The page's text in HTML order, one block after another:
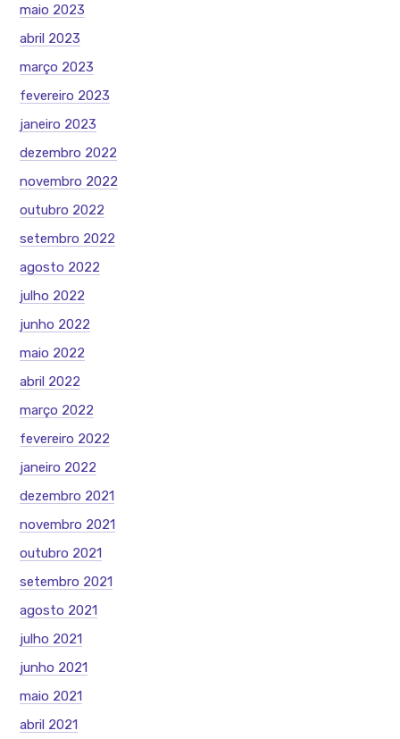
maio 2023
abril 2023
março 2023
fevereiro 2023
janeiro 2023
dezembro 2022
novembro 2022
outubro 2022
setembro 2022
agosto 2022
julho 2022
junho 2022
maio 2022
abril 2022
março 2022
fevereiro 2022
janeiro 2022
dezembro 2021
novembro 2021
outubro 2021
setembro 2021
agosto 2021
julho 2021
junho 2021
maio 2021
abril 2021